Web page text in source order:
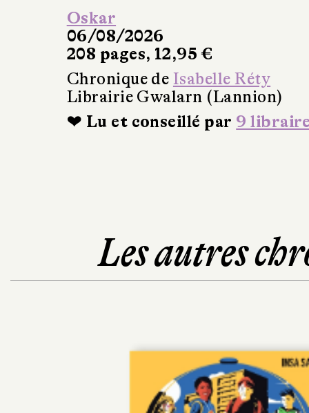
Oskar
06/08/2026
208 pages, 12,95 €
Chronique de Isabelle Réty
Librairie Gwalarn (Lannion)
❤ Lu et conseillé par 9
Les autres